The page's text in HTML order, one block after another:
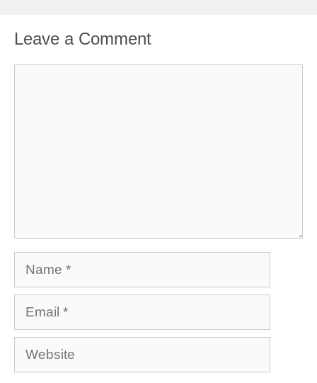
Leave a Comment
Name
Email
Website